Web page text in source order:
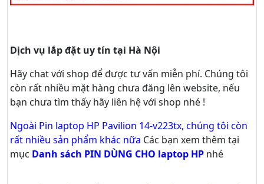
Dịch vụ lắp đặt uy tín tại Hà Nội
Hãy chatvới shop để được tư vấn miễn phí. Chúng tôi
còn rất nhiều mặt hàng chưa đăng lên website, nếu
bạn chưa tìm thấy hãy liên hệ với shop nhé !
Ngoài Pin laptop HP Pavilion 14-v223tx, chúng tôi còn
rất nhiều sản phẩm khác nữa Các bạn xem thêm tại
mục Danh sách PIN DÙNG CHO laptop HP nhé